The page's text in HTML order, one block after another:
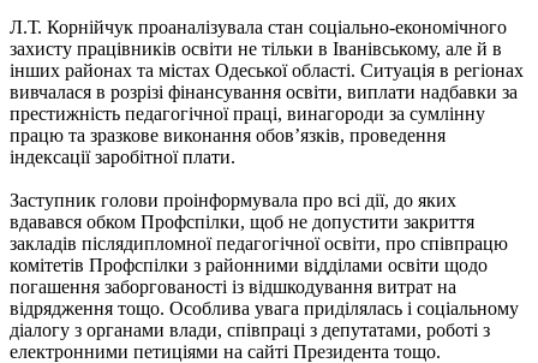
Л.Т. Корнійчук проаналізувала стан соціально-економічного
захисту працівників освіти не тільки в Іванівському, але й в
інших районах та містах Одеської області. Ситуація в регіонах
вивчалася в розрізі фінансування освіти, виплати надбавки за
престижність педагогічної праці, винагороди за сумлінну
працю та зразкове виконання обов’язків, проведення
індексації заробітної плати.
Заступник голови проінформувала про всі дії, до яких
вдавався обком Профспілки, щоб не допустити закриття
закладів післядипломної педагогічної освіти, про співпрацю
комітетів Профспілки з районними відділами освіти щодо
погашення заборгованості із відшкодування витрат на
відрядження тощо. Особлива увага приділялась і соціальному
діалогу з органами влади, співпраці з депутатами, роботі з
електронними петиціями на сайті Президента тощо.